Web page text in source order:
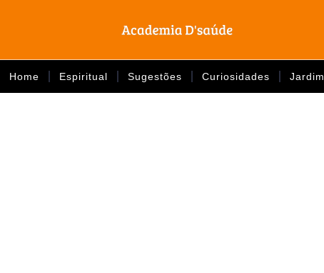
Home Espiritual Sugestões Curiosidades Jardim